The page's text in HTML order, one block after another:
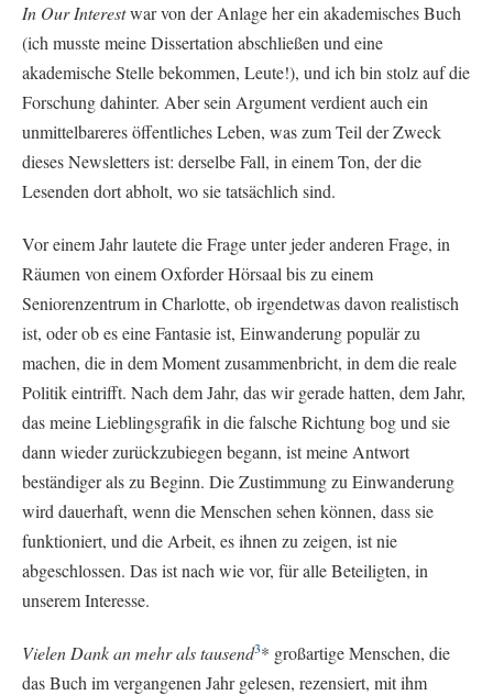
In Our Interestwar von der Anlage her ein akademisches Buch
(ich musste meine Dissertation abschließen und eine
akademische Stelle bekommen, Leute!), und ich bin stolz auf die
Forschung dahinter. Aber sein Argument verdient auch ein
unmittelbareres öffentliches Leben, was zum Teil der Zweck
dieses Newsletters ist: derselbe Fall, in einem Ton, der die
Lesenden dort abholt, wo sie tatsächlich sind.
Vor einem Jahr lautete die Frage unter jeder anderen Frage, in
Räumen von einem Oxforder Hörsaal bis zu einem
Seniorenzentrum in Charlotte, ob irgendetwas davon realistisch
ist, oder ob es eine Fantasie ist, Einwanderung populär zu
machen, die in dem Moment zusammenbricht, in dem die reale
Politik eintrifft. Nach dem Jahr, das wir gerade hatten, dem Jahr,
das meine Lieblingsgrafik in die falsche Richtung bog und sie
dann wieder zurückzubiegen begann, ist meine Antwort
beständiger als zu Beginn. Die Zustimmung zu Einwanderung
wird dauerhaft, wenn die Menschen sehen können, dass sie
funktioniert, und die Arbeit, es ihnen zu zeigen, ist nie
abgeschlossen. Das ist nach wie vor, für alle Beteiligten, in
unserem Interesse.
Vielen Dank an mehr als tausend3* großartige Menschen, die
das Buch im vergangenen Jahr gelesen, rezensiert, mit ihm